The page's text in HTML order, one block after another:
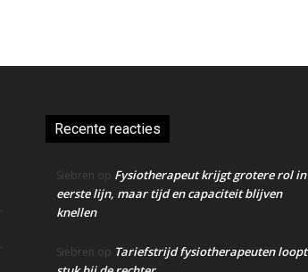
Recente reacties
Siebren op Fysiotherapeut krijgt grotere rol in
eerste lijn, maar tijd en capaciteit blijven
knellen
Siebren op Tariefstrijd fysiotherapeuten loopt